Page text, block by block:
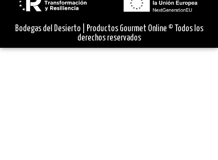
Bodegas del Desierto | Productos Gourmet Online © Todos los
derechos reservados